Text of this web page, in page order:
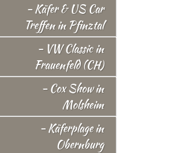
- Käfer & US Car
Treffen in Pfinztal
- VW Classic in
Frauenfeld (CH)
- Cox Show in
Molsheim
- Käferplage in
Obernburg